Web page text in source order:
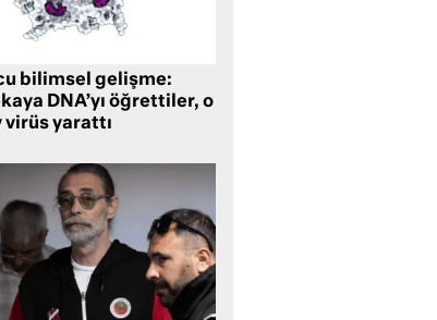
bilimsel gelişme:
DNA’yı öğrettiler, o
virüs yarattı